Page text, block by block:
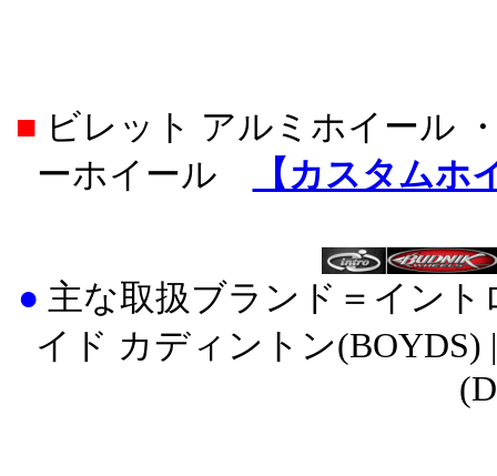
■ ビレット アルミホイール
ーホイール
【カスタム
● 主な取扱ブランド＝イント
イド カディントン